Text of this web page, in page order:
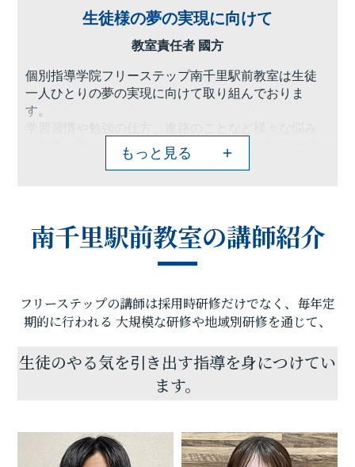
生徒様の夢の実現に向けて
教室責任者 國方
個別指導学院フリーステップ南千里駅前教室は生徒
一人ひとりの夢の実現に向けて取り組んでおりま
す。
学習習慣や勉強の仕方、進路のことなど様々な悩み
があると思います。フリーステップ南千里駅前教室
ではそういった悩みの一つ一つに寄り添い解決まで
ます。どうぞお気軽に教室へお越しください。
教室でお会いできることを一同心よりお待ちしてお
もっと見る
南千里駅前教室の講師紹介
フリーステップの講師は採用時研修だけでなく、毎年定
期的に行われる 大規模な研修や地域別研修を通じて、
生徒のやる気を引き出す指導を身につけてい
ます。